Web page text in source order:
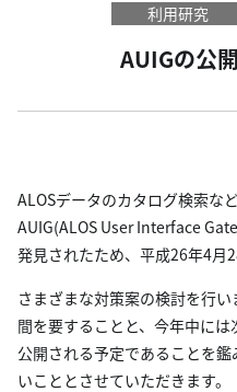
利用研究
AUIGの公
ALOSデータのカタログ検索な
AUIG(ALOS User Interface
発見されたため、平成26年4月
さまざまな対策案の検討を行
間を要することと、今年中に
公開される予定であることを
いこととさせていただきます。